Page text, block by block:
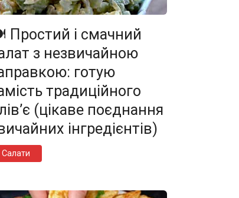
Простий і смачний
з незвичайною
готую
традиційного
(цікаве поєднання
інгредієнтів)
Салати